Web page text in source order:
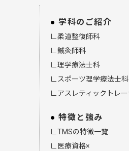
学科のご紹介
∟柔道整復師科
∟鍼灸師科
∟理学療法士科
∟スポーツ理学療法士科
∟アスレティックトレ
特徴と強み
∟TMSの特徴一覧
∟医療資格×